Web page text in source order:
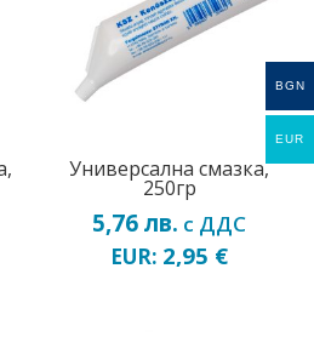
Универсална смазка,
250гр
5,76лв. с ДДС
EUR: 2,95 €
BGN
EUR